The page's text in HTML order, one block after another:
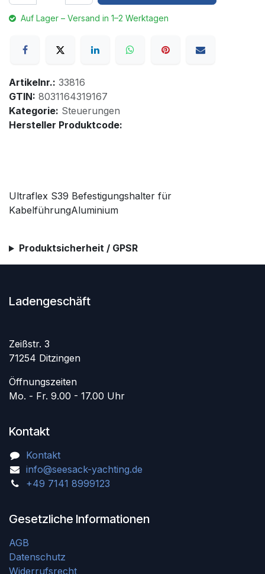
Auf Lager – Versand in 1–2 Werktagen
Artikelnr.: 33816
GTIN: 8031164319167
Kategorie: Steuerungen
Hersteller Produktcode:
Ultraflex S39 Befestigungshalter für
KabelführungAluminium
Produktsicherheit / GPSR
Ladengeschäft
Zeißstr. 3
71254 Ditzingen
Öffnungszeiten
Mo. - Fr. 9.00 - 17.00 Uhr
Kontakt
Kontakt
info@seesack-yachting.de
+49 7141 8999123
Gesetzliche Informationen
AGB
Datenschutz
Widerrufsrecht